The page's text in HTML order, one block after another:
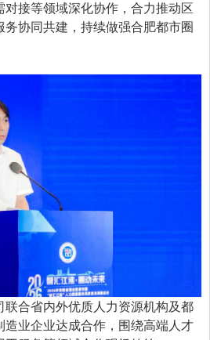
接等领域深化协作，合力推动区
协同共建，持续做强合肥都市圈
合省内外优质人力资源机构及都
造业企业达成合作，围绕高端人才